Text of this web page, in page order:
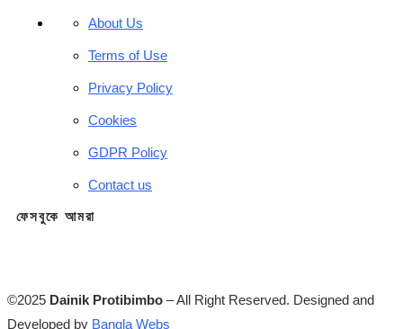
About Us
Terms of Use
Privacy Policy
Cookies
GDPR Policy
Contact us
ফেসবুকে আমরা
©2025 Dainik Protibimbo – All Right Reserved. Designed and
Developed by Bangla Webs